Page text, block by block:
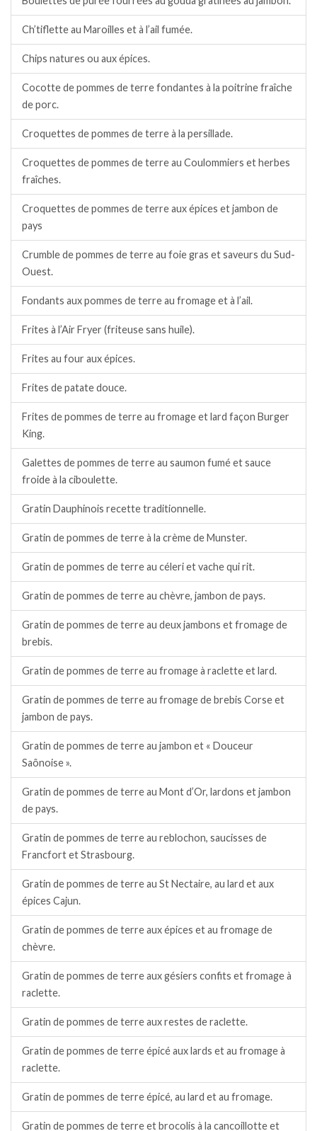
Ch’tiflette au Maroilles et à l’ail fumée.
Chips natures ou aux épices.
Cocotte de pommes de terre fondantes à la poitrine fraîche
de porc.
Croquettes de pommes de terre à la persillade.
Croquettes de pommes de terre au Coulommiers et herbes
fraîches.
Croquettes de pommes de terre aux épices et jambon de
pays
Crumble de pommes de terre au foie gras et saveurs du Sud-
Ouest.
Fondants aux pommes de terre au fromage et à l’ail.
Frites à l’Air Fryer (friteuse sans huile).
Frites au four aux épices.
Frites de patate douce.
Frites de pommes de terre au fromage et lard façon Burger
King.
Galettes de pommes de terre au saumon fumé et sauce
froide à la ciboulette.
Gratin Dauphinois recette traditionnelle.
Gratin de pommes de terre à la crème de Munster.
Gratin de pommes de terre au céleri et vache qui rit.
Gratin de pommes de terre au chèvre, jambon de pays.
Gratin de pommes de terre au deux jambons et fromage de
brebis.
Gratin de pommes de terre au fromage à raclette et lard.
Gratin de pommes de terre au fromage de brebis Corse et
jambon de pays.
Gratin de pommes de terre au jambon et « Douceur
Saônoise ».
Gratin de pommes de terre au Mont d’Or, lardons et jambon
de pays.
Gratin de pommes de terre au reblochon, saucisses de
Francfort et Strasbourg.
Gratin de pommes de terre au St Nectaire, au lard et aux
épices Cajun.
Gratin de pommes de terre aux épices et au fromage de
chèvre.
Gratin de pommes de terre aux gésiers confits et fromage à
raclette.
Gratin de pommes de terre aux restes de raclette.
Gratin de pommes de terre épicé aux lards et au fromage à
raclette.
Gratin de pommes de terre épicé, au lard et au fromage.
Gratin de pommes de terre et brocolis à la cancoillotte et